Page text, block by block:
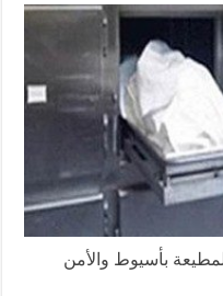
بأسيوط والأمن